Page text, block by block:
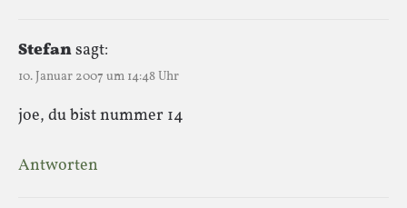
Stefansagt:
10. Januar 2007 um 14:48 Uhr
joe, du bist nummer 14
Antworten